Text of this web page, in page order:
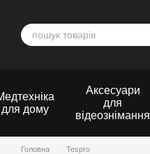
для дому
Аксесуари
для
відеознімання
Головна Tespro